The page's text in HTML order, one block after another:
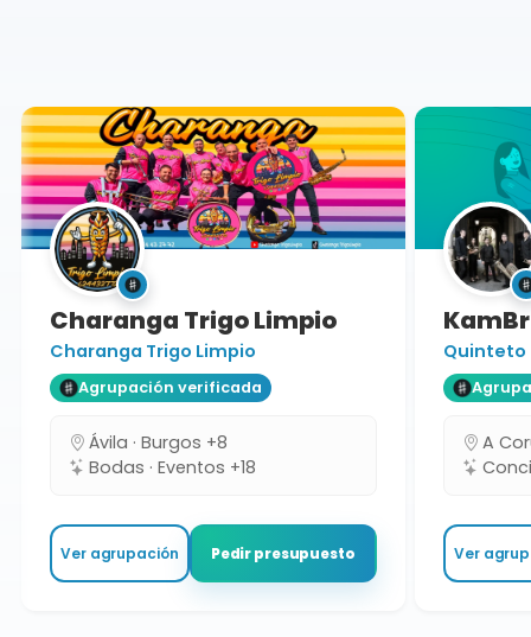
Charanga Trigo Limpio
Charanga Trigo Limpio
Agrupación verificada
Ávila · Burgos +8
Bodas · Eventos +18
Ver agrupación Pedir presupuesto
Quinteto
A
Ver